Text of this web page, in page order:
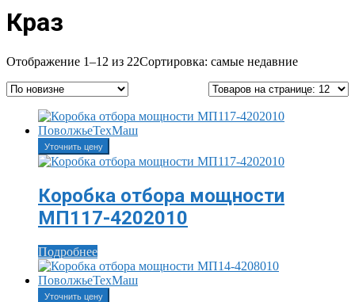
Краз
Отображение 1–12 из 22Сортировка: самые недавние
Уточнить цену
Коробка отбора мощности
МП117-4202010
Подробнее
Уточнить цену